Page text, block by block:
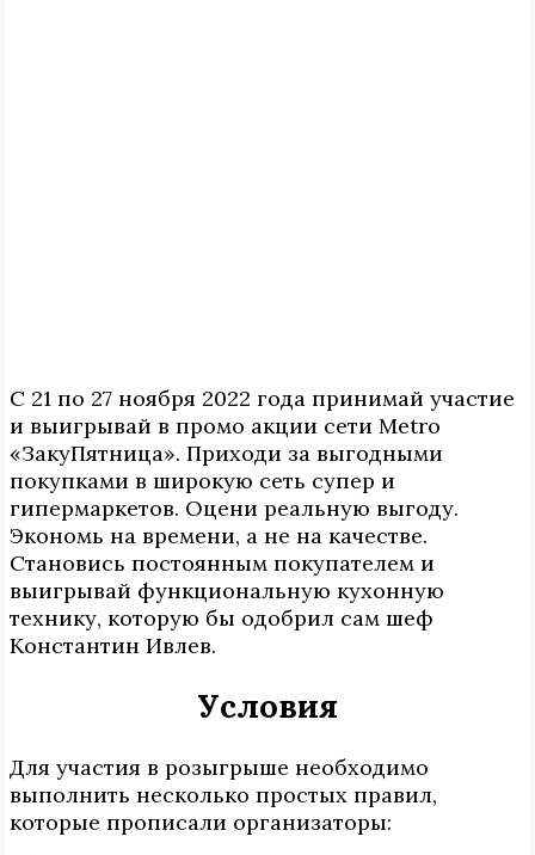
С 21 по 27 ноября 2022 года принимай участие
и выигрывай в промо акции сети Metro
«ЗакуПятница». Приходи за выгодными
покупками в широкую сеть супер и
гипермаркетов. Оцени реальную выгоду.
Экономь на времени, а не на качестве.
Становись постоянным покупателем и
выигрывай функциональную кухонную
технику, которую бы одобрил сам шеф
Константин Ивлев.
Условия
Для участия в розыгрыше необходимо
выполнить несколько простых правил,
которые прописали организаторы: